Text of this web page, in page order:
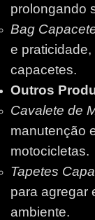
prolongando
Bag
e
capacetes.
Outros
Cavalete de
manutenção
motocicletas.
Tapetes
para agregar
ambiente.